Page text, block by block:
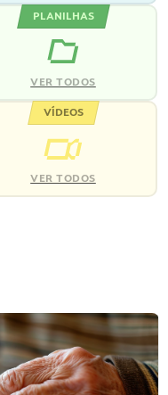
PLANILHAS
VER TODOS
VÍDEOS
VER TODOS